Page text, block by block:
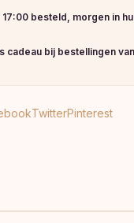
17:00 besteld, morgen in
cadeau bij bestellingen
TwitterPinterest